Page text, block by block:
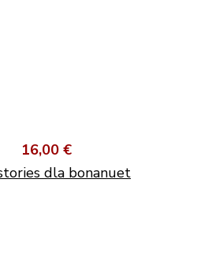
16,00 €
dla bonanuet